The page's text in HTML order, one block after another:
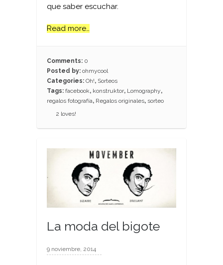
que saber escuchar.
Read more…
Comments: 0
Posted by: ohmycool
Categories: Oh!, Sorteos
Tags: facebook, konstruktor, Lomography,
regalos fotografía, Regalos originales, sorteo
2 loves!
La moda del bigote
9 noviembre, 2014